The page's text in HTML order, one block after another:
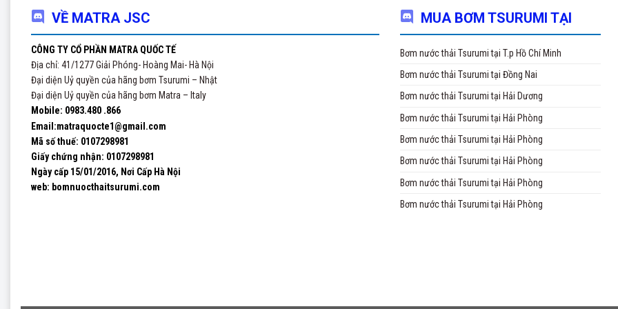
– Thi công cầu hầm bơm thoát nước thải,máy bơm hút bùn, bơm thổi đáy.
– Bơm thi công cầu đường, bơm cho công trình thủy điện
Ngoài ra chúng tôi còn cung cấp các sản phẩm:
Quý khách vui lòng liên hệ để được tư vấn miễn phí:
Website:bomnuocthaitsurumi.com
VỀ MATRA JSC
CÔNG TY CỔ PHẦN MATRA QUỐC TẾ
Địa chỉ: 41/1277 Giải Phóng- Hoàng Mai- Hà Nội
Đại diện Uỷ quyền của hãng bơm Tsurumi – Nhật
Đại diện Uỷ quyền của hãng bơm Matra – Italy
Mobile: 0983.480 .866
Email:matraquocte1@gmail.com
Mã số thuế: 0107298981
Giấy chứng nhận: 0107298981
Ngày cấp 15/01/2016, Nơi Cấp Hà Nội
web: bomnuocthaitsurumi.com
MUA BƠM TSURUMI TẠI
Bơm nước thải Tsurumi tại T.p Hồ Chí Minh
Bơm nước thải Tsurumi tại Đồng Nai
Bơm nước thải Tsurumi tại Hải Dương
Bơm nước thải Tsurumi tại Hải Phòng
Bơm nước thải Tsurumi tại Hải Phòng
Bơm nước thải Tsurumi tại Hải Phòng
Bơm nước thải Tsurumi tại Hải Phòng
Bơm nước thải Tsurumi tại Hải Phòng